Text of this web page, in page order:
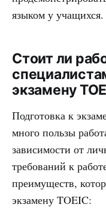
языком у учащихся.
Стоит ли
экзамену
Подготовка к
много пользы
зависимости от
требований к
преимуществ,
экзамену TOEIC: